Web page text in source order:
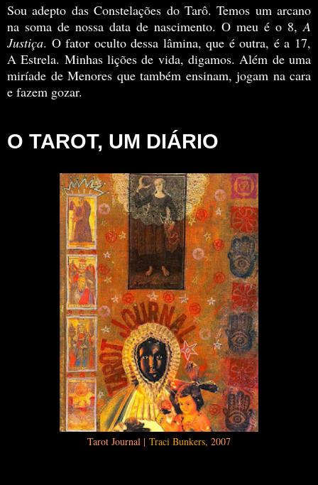
Sou adepto das Constelações do Tarô. Temos um arcano
na soma de nossa data de nascimento. O meu é o 8, A
Justiça. O fator oculto dessa lâmina, que é outra, é a 17,
A Estrela. Minhas lições de vida, digamos. Além de uma
miríade de Menores que também ensinam, jogam na cara
e fazem gozar.
O TAROT, UM DIÁRIO
Tarot Journal | Traci Bunkers, 2007